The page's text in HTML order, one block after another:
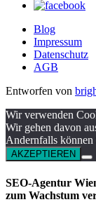
Blog
Impressum
Datenschutz
AGB
Entworfen von
Wir verwenden
Wir gehen davon
Andernfalls können
AKZEPTIEREN
SEO-Agentur
zum Wachstum